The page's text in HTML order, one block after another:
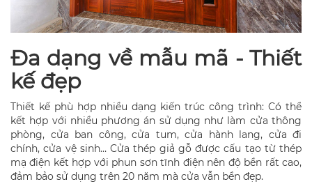
Đa dạng về mẫu mã - Thiết
kế đẹp
Thiết kế phù hợp nhiều dạng kiến trúc công trình: Có thể
kết hợp với nhiều phương án sử dụng như làm cửa thông
phòng, cửa ban công, cửa tum, cửa hành lang, cửa đi
chính, cửa vệ sinh… Cửa thép giả gỗ được cấu tạo từ thép
mạ điện kết hợp với phun sơn tĩnh điện nên độ bền rất cao,
đảm bảo sử dụng trên 20 năm mà cửa vẫn bền đẹp.